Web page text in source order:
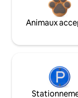
Animaux